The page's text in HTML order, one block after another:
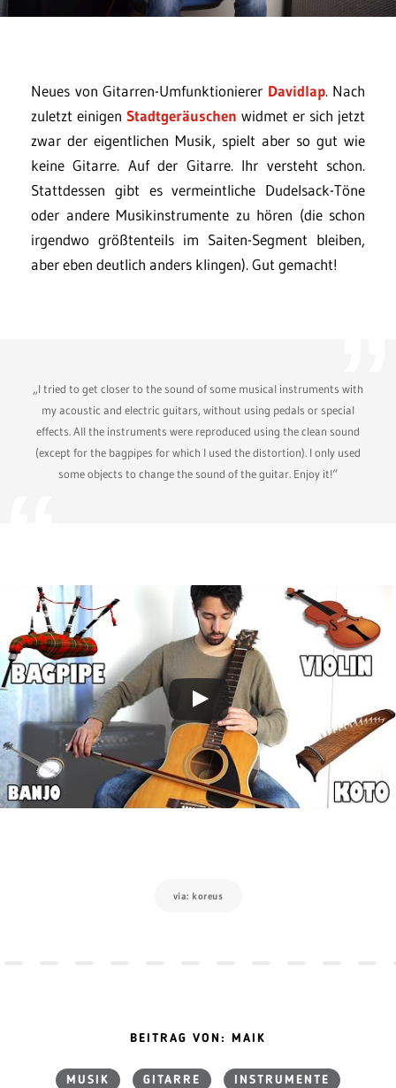
Neues von Gitarren-Umfunktionierer Davidlap. Nach
zuletzt einigen Stadtgeräuschen widmet er sich jetzt
zwar der eigentlichen Musik, spielt aber so gut wie
keine Gitarre. Auf der Gitarre. Ihr versteht schon.
Stattdessen gibt es vermeintliche Dudelsack-Töne
oder andere Musikinstrumente zu hören (die schon
irgendwo größtenteils im Saiten-Segment bleiben,
aber eben deutlich anders klingen). Gut gemacht!
„I tried to get closer to the sound of some musical instruments with
my acoustic and electric guitars, without using pedals or special
effects. All the instruments were reproduced using the clean sound
(except for the bagpipes for which I used the distortion). I only used
some objects to change the sound of the guitar. Enjoy it!“
via: koreus
BEITRAG VON: MAIK
MUSIK GITARRE INSTRUMENTE